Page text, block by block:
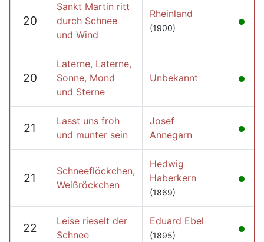
20
Sankt Martin ritt
durch Schnee
und Wind
Rheinland
(1900)
20
Laterne, Laterne,
Sonne, Mond
und Sterne
Unbekannt
21
Lasst uns froh
und munter sein
Josef
Annegarn
21
Schneeflöckchen,
Weißröckchen
Hedwig
Haberkern
(1869)
22
Leise rieselt der
Schnee
Eduard Ebel
(1895)